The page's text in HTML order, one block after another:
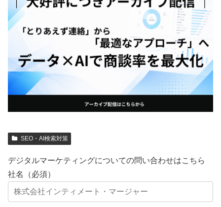
SEO・AI検索対策
デジタルマーケティングについての問い合わせはこちら
社名（必須）